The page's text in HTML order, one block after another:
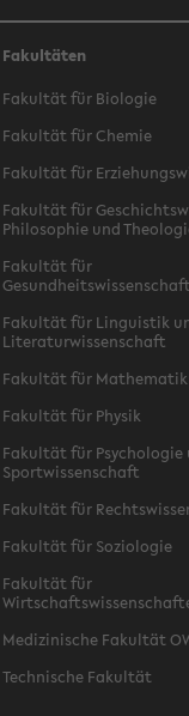
Fakultäten
Fakultät für Biologie
Fakultät für Chemie
Fakultät für
Fakultät für
Philosophie und
Fakultät für
Fakultät für Linguistik
Literaturwissenschaft
Fakultät für Mathematik
Fakultät für Physik
Fakultät für Psychologie
Sportwissenschaft
Fakultät für
Fakultät für Soziologie
Fakultät für
Medizinische Fakultät
Technische Fakultät